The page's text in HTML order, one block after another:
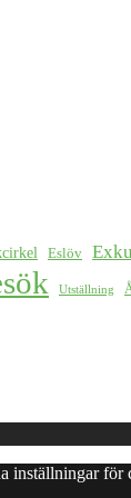
Eslöv
Utställning
inställningar